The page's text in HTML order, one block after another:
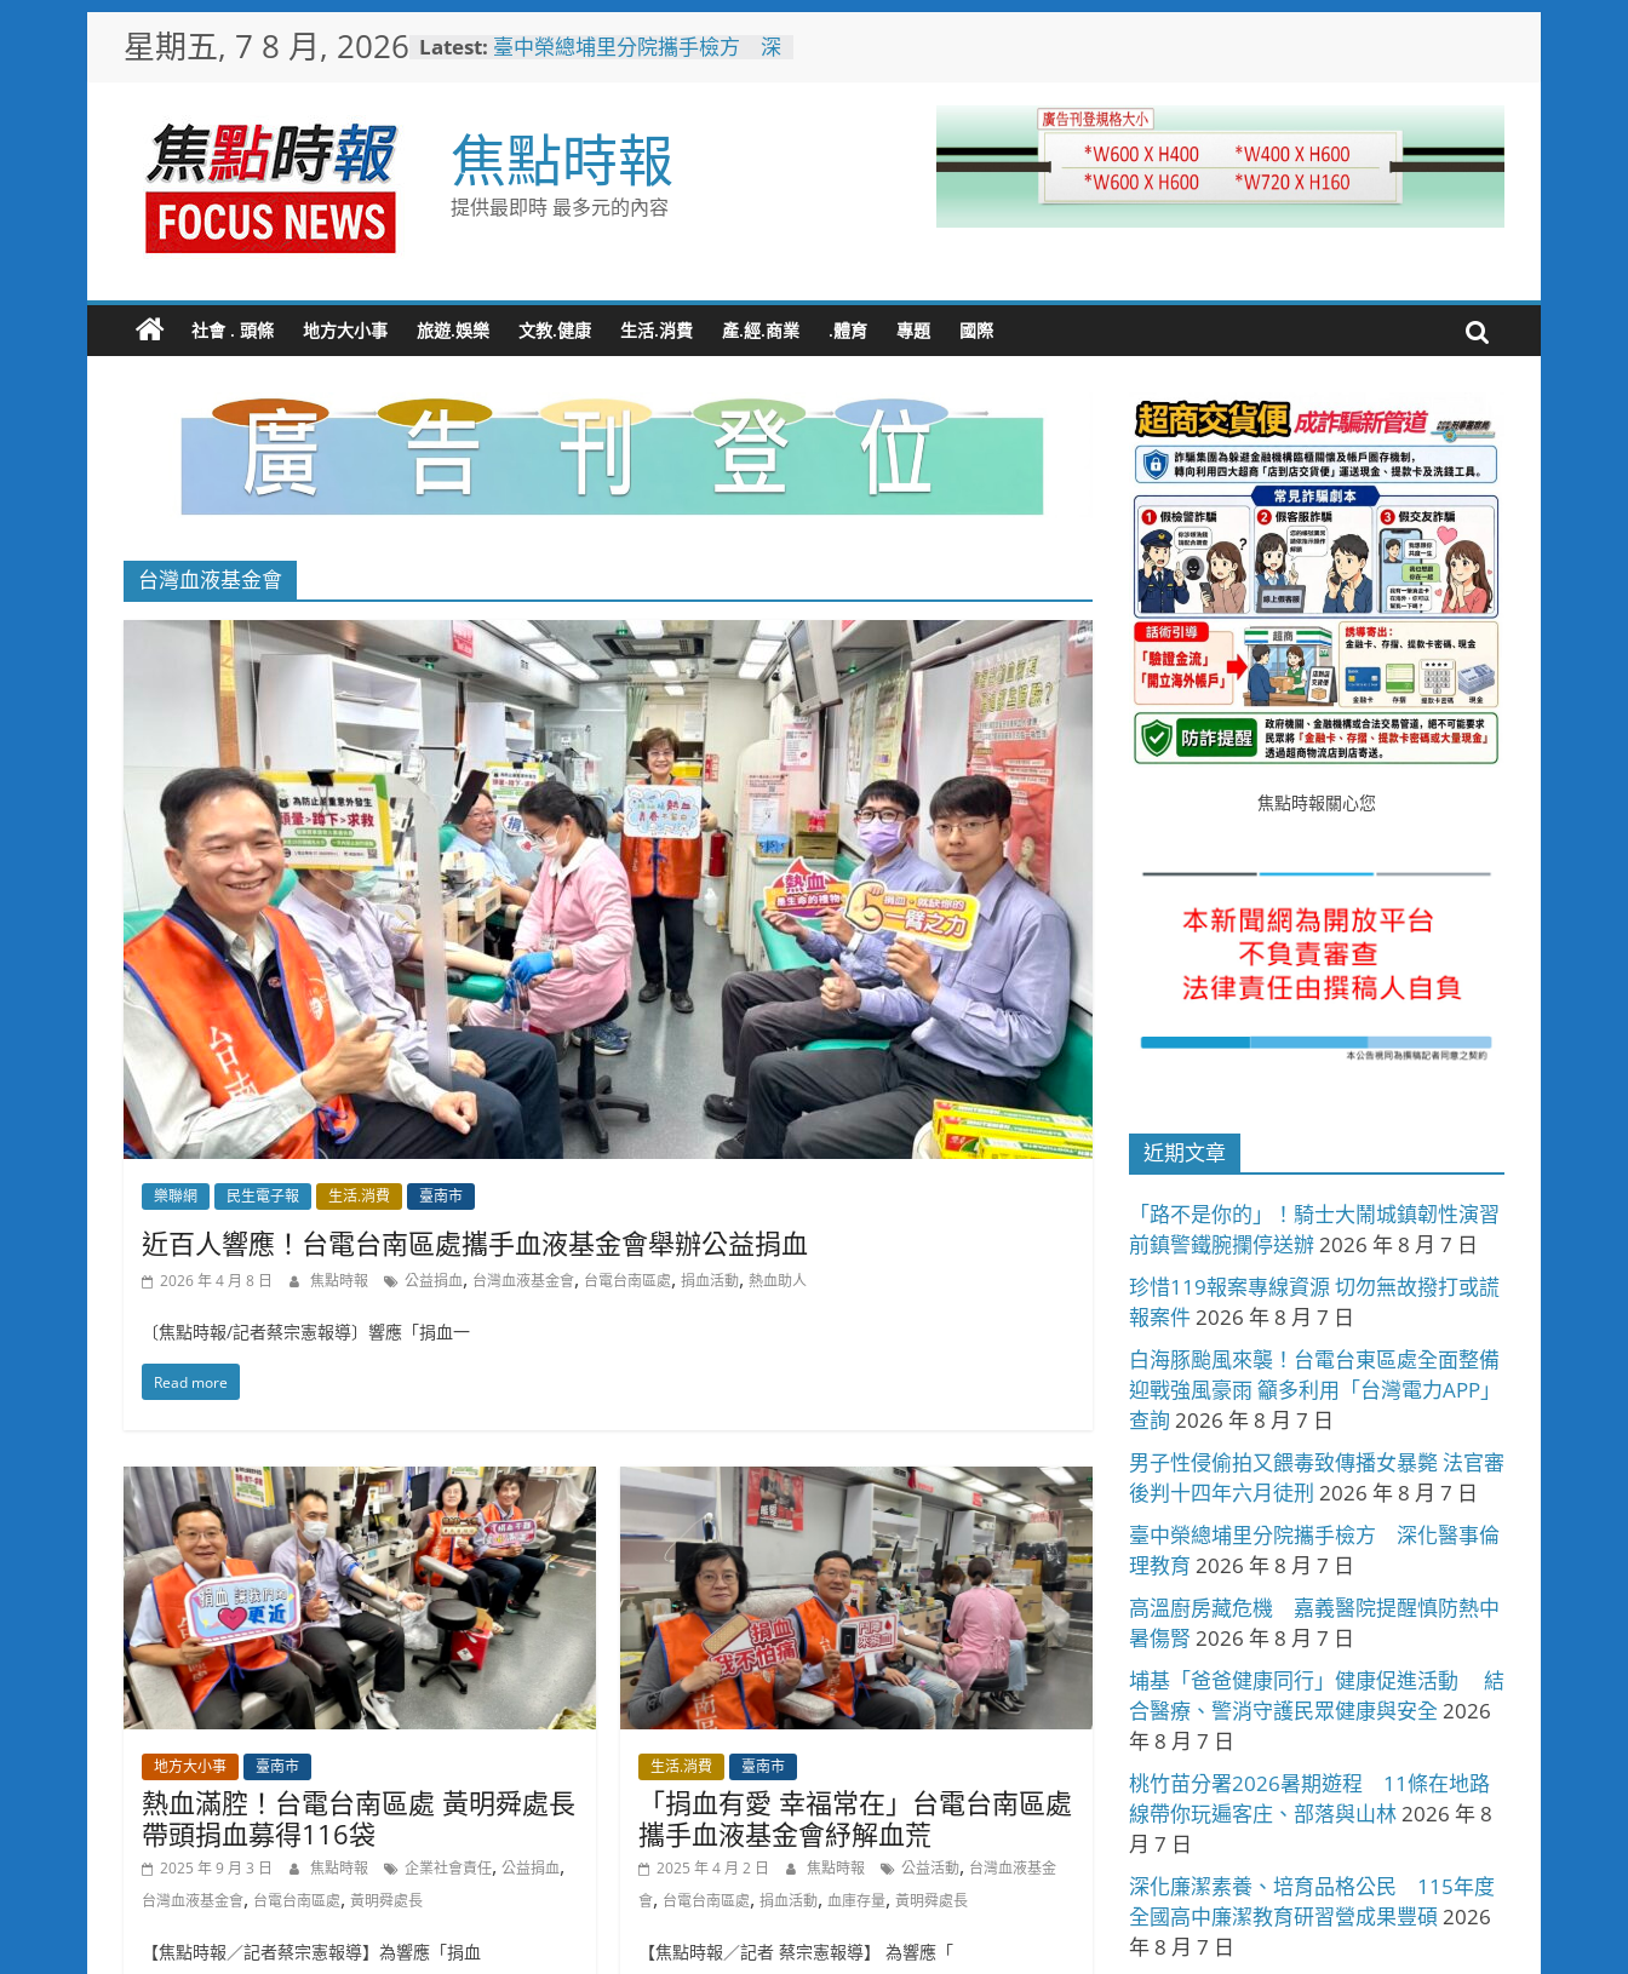
星期五, 7 8 月, 2026 Latest: 臺中榮總埔里分院攜手檢方 深
珍惜119報案專線資源 切勿無故
撥打或謊報案件
白海豚颱風來襲！台電台東區處
全面整備迎戰強風豪雨 籲多利
焦點時報
提供最即時 最多元的內容
社會 . 頭條 地方大小事 旅遊.娛樂 文教.健康 生活.消費 產.經.商業 .體育 專題 國際
台灣血液基金會
樂聯網 民生電子報 生活.消費 臺南市
近百人響應！台電台南區處攜手血液基金會舉辦公益捐血
2026 年 4 月 8 日 焦點時報 公益捐血, 台灣血液基金會, 台電台南區處, 捐血活動, 熱血助人
〔焦點時報/記者蔡宗憲報導〕響應「捐血一
Read more
地方大小事 臺南市
熱血滿腔！台電台南區處 黃明舜處長
帶頭捐血募得116袋
2025 年 9 月 3 日 焦點時報 企業社會責任, 公益捐血,
台灣血液基金會, 台電台南區處, 黃明舜處長
【焦點時報／記者蔡宗憲報導】為響應「捐血
生活.消費 臺南市
「捐血有愛 幸福常在」台電台南區處
攜手血液基金會紓解血荒
2025 年 4 月 2 日 焦點時報 公益活動, 台灣血液基金
會, 台電台南區處,捐血活動,血庫存量,黃明舜處長
【焦點時報／記者 蔡宗憲報導】 為響應「
焦點時報關心您
近期文章
「路不是你的」！騎士大鬧城鎮韌性演習
前鎮警鐵腕攔停送辦2026 年 8 月 7 日
珍惜119報案專線資源 切勿無故撥打或謊
報案件2026 年 8 月 7 日
白海豚颱風來襲！台電台東區處全面整備
迎戰強風豪雨 籲多利用「台灣電力APP」
查詢 2026 年 8 月 7 日
男子性侵偷拍又餵毒致傳播女暴斃 法官審
後判十四年六月徒刑 2026 年 8 月 7 日
臺中榮總埔里分院攜手檢方 深化醫事倫
理教育 2026 年 8 月 7 日
高溫廚房藏危機 嘉義醫院提醒慎防熱中
暑傷腎 2026 年 8 月 7 日
埔基「爸爸健康同行」健康促進活動 結
合醫療、警消守護民眾健康與安全 2026
年 8 月 7 日
桃竹苗分署2026暑期遊程 11條在地路
線帶你玩遍客庄、部落與山林2026 年 8
月 7 日
深化廉潔素養、培育品格公民 115年度
全國高中廉潔教育研習營成果豐碩 2026
年 8 月 7 日